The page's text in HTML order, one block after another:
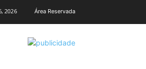
2026 Área Reservada